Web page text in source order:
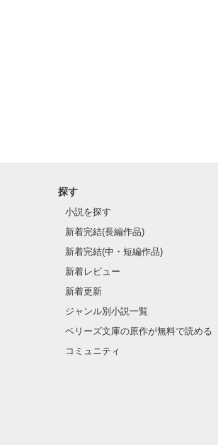
探す
小説を探す
新着完結(長編作品)
新着完結(中・短編作品)
新着レビュー
新着更新
ジャンル別小説一覧
ベリーズ文庫の原作が無料で読める
コミュニティ